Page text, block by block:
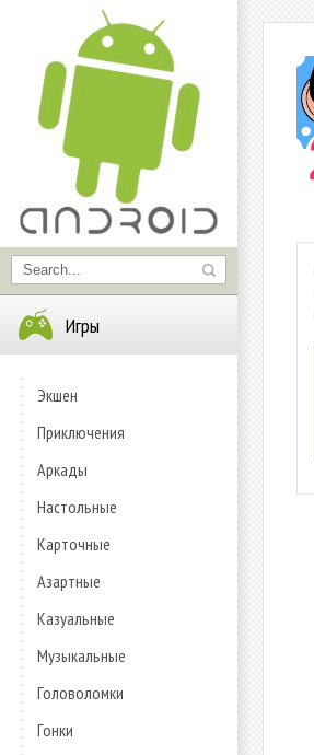
Игры
Экшен
Приключения
Аркады
Настольные
Карточные
Азартные
Казуальные
Музыкальные
Головоломки
Гонки